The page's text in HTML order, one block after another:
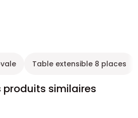
Table extensible 8 places
produits similaires